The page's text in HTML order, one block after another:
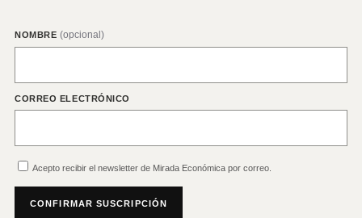
NOMBRE (opcional)
CORREO ELECTRÓNICO
Acepto recibir el newsletter de Mirada Económica por correo.
CONFIRMAR SUSCRIPCIÓN